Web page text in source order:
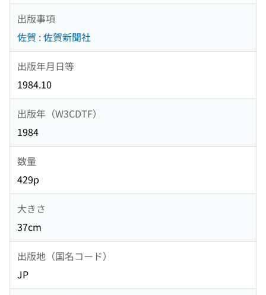
出版事項
佐賀 : 佐賀新聞社
出版年月日等
1984.10
出版年（W3CDTF）
1984
数量
429p
大きさ
37cm
出版地（国名コード）
JP